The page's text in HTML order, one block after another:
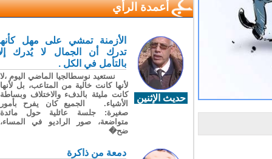
أعمدة الرأي
حديث الإثنين
الأزمنة تمشي على مهل كأنها
تدرك أن الجمال لا يُدرك إلا
بالتأمل في الكل .
نستعيد نوسطالجيا الماضي اليوم ،لا
لأنها كانت خالية من المتاعب، بل لأنها
كانت مليئة بالدفء والاختلاف وبساطة
الأشياء. الجميع كان يفرح بأمور
صغيرة: جلسة عائلية حول مائدة
متواضعة، صور الراديو في المساء،
ضح�
دمعة من ذاكرة